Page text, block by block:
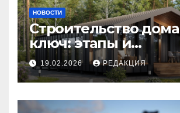
НОВОСТИ
Строительство
ключ: этапы и
планирование
19.02.2026 РЕДАКЦИЯ